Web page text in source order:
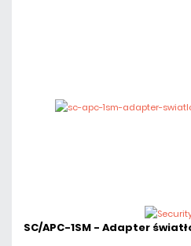
SC/APC-1SM - Adapter